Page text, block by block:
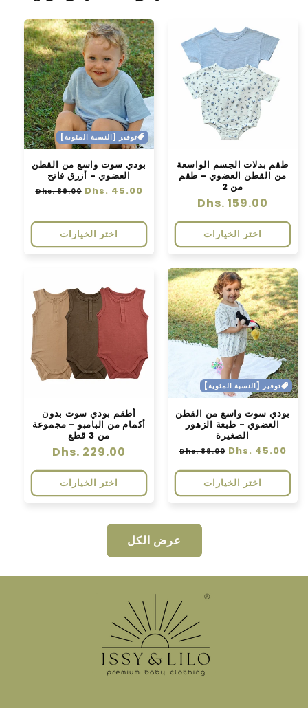
طقم بدلات الجسم الواسعة
من القطن العضوي - طقم
من 2
سعر
عادي
Dhs. 159.00
اختر الخيارات
توفير [النسبة المئوية]
بودي سوت واسع من القطن
العضوي - أزرق فاتح
سعر
Dhs. 45.00 سعر
Dhs. 89.00
اختر الخيارات
توفير [النسبة المئوية]
بودي سوت واسع من القطن
العضوي - طبعة الزهور
الصغيرة
سعر
Dhs. 45.00 سعر
Dhs. 89.00
اختر الخيارات
أطقم بودي سوت بدون
أكمام من البامبو - مجموعة
من 3 قطع
سعر
عادي
Dhs. 229.00
اختر الخيارات
عرض الكل